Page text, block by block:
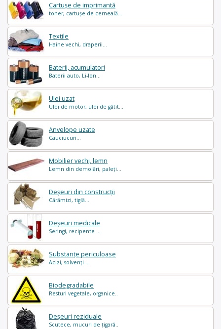
Cartușe de imprimantă
toner, cartușe de cerneală...
Textile
Haine vechi, draperii...
Baterii, acumulatori
Baterii auto, Li-Ion...
Ulei uzat
Ulei de motor, ulei de gătit...
Anvelope uzate
Cauciucuri...
Mobilier vechi, lemn
Lemn din demolări, paleți...
Deșeuri din construcții
Cărămizi, tiglă...
Deșeuri medicale
Seringi, recipente ...
Substanțe periculoase
Acizi, solvenți ...
Biodegradabile
Resturi vegetale, organice..
Deșeuri reziduale
Scutece, mucuri de țigară..